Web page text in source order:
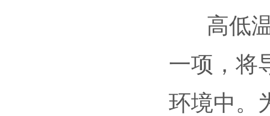
高低温
一项，将
环境中。